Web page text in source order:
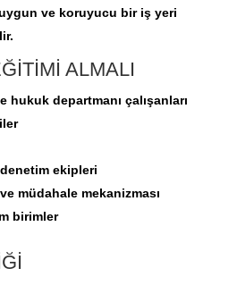
ve koruyucu bir iş yeri
ALMALI
hukuk departmanı çalışanları
ekipleri
müdahale mekanizması
birimler